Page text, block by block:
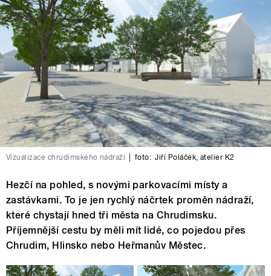
Vizualizace chrudimského nádraží foto: Jiří Poláček, atelier K2
Hezčí na pohled, s novými parkovacími místy a
zastávkami. To je jen rychlý náčrtek proměn nádraží,
které chystají hned tři města na Chrudimsku.
Příjemnější cestu by měli mít lidé, co pojedou přes
Chrudim, Hlinsko nebo Heřmanův Městec.